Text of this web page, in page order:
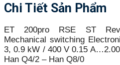
Chi Tiết Sản Phẩm
ET 200pro RSE ST
Mechanical switching
3, 0.9 kW / 400 V 0.15
Han Q4/2 – Han Q8/0